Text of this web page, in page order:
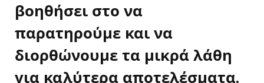
βοηθήσει στο να
παρατηρούμε και να
διορθώνουμε τα μικρά λάθη
για καλύτερα αποτελέσματα.